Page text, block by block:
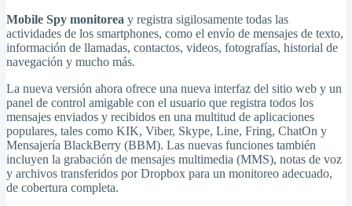
Mobile Spy monitorea y registra sigilosamente todas las
actividades de los smartphones, como el envío de mensajes de texto,
información de llamadas, contactos, videos, fotografías, historial de
navegación y mucho más.
La nueva versión ahora ofrece una nueva interfaz del sitio web y un
panel de control amigable con el usuario que registra todos los
mensajes enviados y recibidos en una multitud de aplicaciones
populares, tales como KIK, Viber, Skype, Line, Fring, ChatOn y
Mensajería BlackBerry (BBM). Las nuevas funciones también
incluyen la grabación de mensajes multimedia (MMS), notas de voz
y archivos transferidos por Dropbox para un monitoreo adecuado,
de cobertura completa.